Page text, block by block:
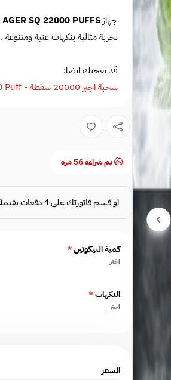
جهازAGER SQ 22000 PUFFS
تجربة مثالية بنكهات غنية ومتنوعة .
قد يعجبك ايضا:
سحبة اجير 20000 شفطة - Ager 20000 Puff
تم شراءه56مرة
كمية النيكوتين*
اختر
النكهات*
اختر
السعر